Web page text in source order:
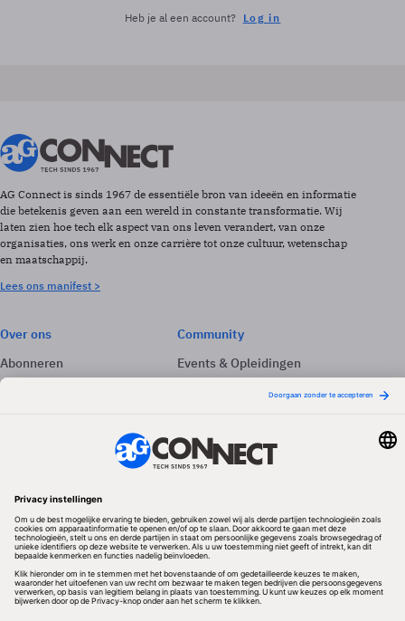
Heb je al een account? Log in
AG Connect is sinds 1967 de essentiële bron van ideeën en informatie
die betekenis geven aan een wereld in constante transformatie. Wij
laten zien hoe tech elk aspect van ons leven verandert, van onze
organisaties, ons werk en onze carrière tot onze cultuur, wetenschap
en maatschappij.
Lees ons manifest >
Over ons
Abonneren
Adverteren
Community
Events & Opleidingen
Nieuwsbrieven
Volg ons
Redactionele partner